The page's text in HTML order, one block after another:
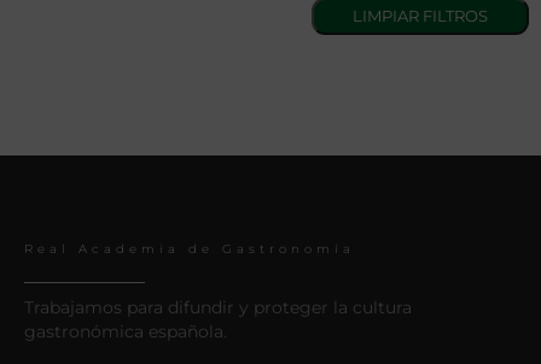
Real Academia de Gastronomía
Trabajamos para difundir y proteger la cultura
gastronómica española.